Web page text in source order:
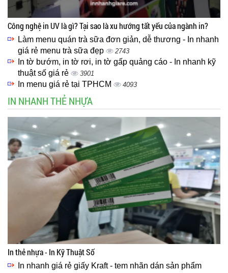
Công nghệ in UV là gì? Tại sao là xu hướng tất yếu của ngành in?
Làm menu quán trà sữa đơn giản, dễ thương - In nhanh
giá rẻ menu trà sữa đẹp
2743
In tờ bướm, in tờ rơi, in tờ gấp quảng cáo - In nhanh kỹ
thuật số giá rẻ
3901
In menu giá rẻ tại TPHCM 4093
IN NHANH THẺ NHỰA
In thẻ nhựa - In Kỹ Thuật Số
In nhanh giá rẻ giấy Kraft - tem nhãn dán sản phẩm